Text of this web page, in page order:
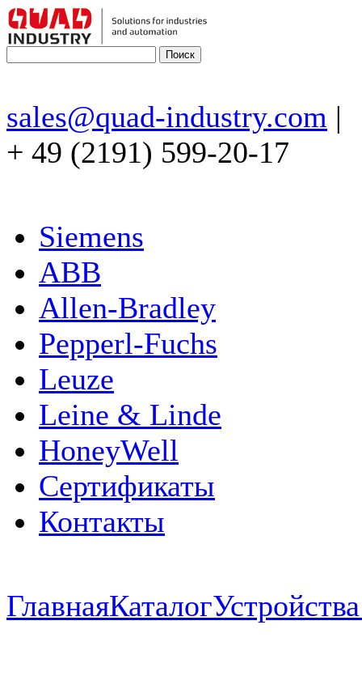
sales@quad-industry.com |
+ 49 (2191) 599-20-17
Siemens
ABB
Allen-Bradley
Pepperl-Fuchs
Leuze
Leine & Linde
HoneyWell
Сертификаты
Контакты
ГлавнаяКаталог